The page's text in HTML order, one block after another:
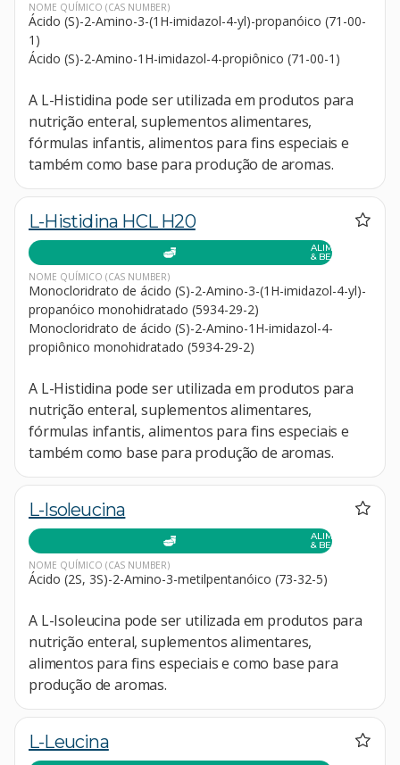
NOME QUÍMICO (CAS NUMBER)
Ácido (S)-2-Amino-3-(1H-imidazol-4-yl)-propanóico (71-00-
1)
Ácido (S)-2-Amino-1H-imidazol-4-propiônico (71-00-1)
A L-Histidina pode ser utilizada em produtos para
nutrição enteral, suplementos alimentares,
fórmulas infantis, alimentos para fins especiais e
também como base para produção de aromas.
L-Histidina HCL H20
ALIMENTOS
& BEBIDAS
NOME QUÍMICO (CAS NUMBER)
Monocloridrato de ácido (S)-2-Amino-3-(1H-imidazol-4-yl)-
propanóico monohidratado (5934-29-2)
Monocloridrato de ácido (S)-2-Amino-1H-imidazol-4-
propiônico monohidratado (5934-29-2)
A L-Histidina pode ser utilizada em produtos para
nutrição enteral, suplementos alimentares,
fórmulas infantis, alimentos para fins especiais e
também como base para produção de aromas.
L-Isoleucina
ALIMENTOS
& BEBIDAS
NOME QUÍMICO (CAS NUMBER)
Ácido (2S, 3S)-2-Amino-3-metilpentanóico (73-32-5)
A L-Isoleucina pode ser utilizada em produtos para
nutrição enteral, suplementos alimentares,
alimentos para fins especiais e como base para
produção de aromas.
L-Leucina